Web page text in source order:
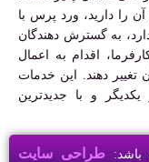
را دارید، ورد پرس با
به گسترش دهندگان
اقدام به اعمال
تغییر دهند. این خدمات
و با جدیدترین
باشد:طراحی سایت